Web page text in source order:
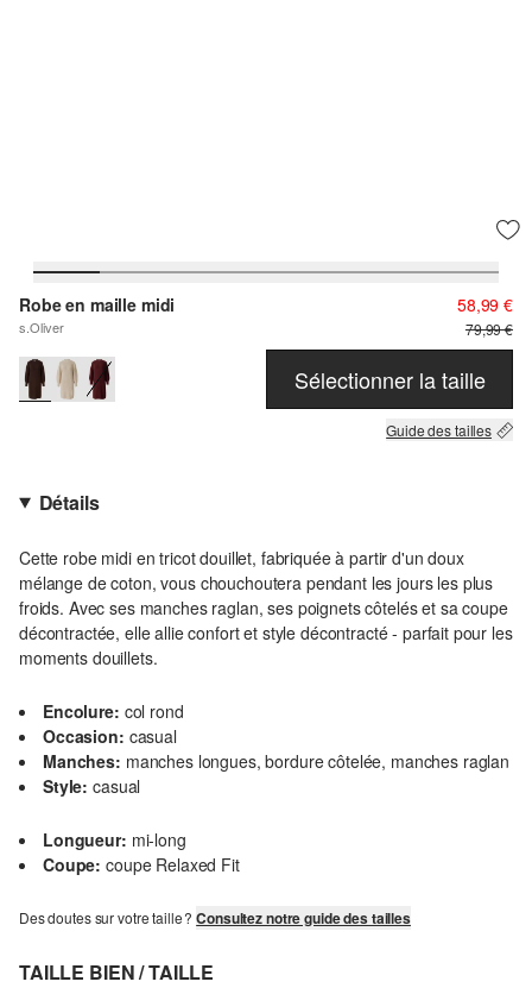
Robe en maille midi
s.Oliver
58,99 €
79,99 €
Sélectionner la taille
Guide des tailles
Détails
Cette robe midi en tricot douillet, fabriquée à partir d'un doux
mélange de coton, vous chouchoutera pendant les jours les plus
froids. Avec ses manches raglan, ses poignets côtelés et sa coupe
décontractée, elle allie confort et style décontracté - parfait pour les
moments douillets.
Encolure: col rond
Occasion: casual
Manches: manches longues, bordure côtelée, manches raglan
Style: casual
Longueur: mi-long
Coupe: coupe Relaxed Fit
Des doutes sur votre taille ?Consultez notre guide des tailles
TAILLE BIEN / TAILLE